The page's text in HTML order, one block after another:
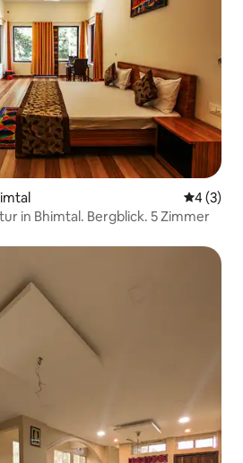
4 (3)
in Bhimtal. Bergblick. 5 Zimmer